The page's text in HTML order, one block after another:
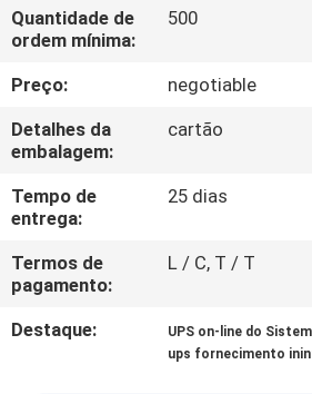
CONTROLE
DE
QUALIDADE
CONTACTE-
NOS
NOTÍCIAS
Quantidade de
ordem mínima:
500
Preço:
negotiable
Detalhes da
embalagem:
cartão
Tempo de
entrega:
25 dias
Termos de
pagamento:
L / C, T / T
Destaque: UPS on-line do
ups fornecimento